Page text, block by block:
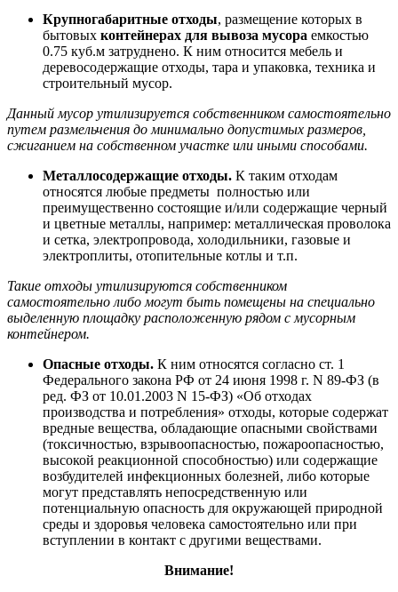
Крупногабаритные отходы, размещение которых в
бытовых контейнерах для вывоза мусора емкостью
0.75 куб.м затруднено. К ним относится мебель и
деревосодержащие отходы, тара и упаковка, техника и
строительный мусор.
Данный мусор утилизируется собственником самостоятельно
путем размельчения до минимально допустимых размеров,
сжиганием на собственном участке или иными способами.
Металлосодержащие отходы. К таким отходам
относятся любые предметы полностью или
преимущественно состоящие и/или содержащие черный
и цветные металлы, например: металлическая проволока
и сетка, электропровода, холодильники, газовые и
электроплиты, отопительные котлы и т.п.
Такие отходы утилизируются собственником
самостоятельно либо могут быть помещены на специально
выделенную площадку расположенную рядом с мусорным
контейнером.
Опасные отходы. К ним относятся согласно ст. 1
Федерального закона РФ от 24 июня 1998 г. N 89-ФЗ (в
ред. ФЗ от 10.01.2003 N 15-ФЗ) «Об отходах
производства и потребления» отходы, которые содержат
вредные вещества, обладающие опасными свойствами
(токсичностью, взрывоопасностью, пожароопасностью,
высокой реакционной способностью) или содержащие
возбудителей инфекционных болезней, либо которые
могут представлять непосредственную или
потенциальную опасность для окружающей природной
среды и здоровья человека самостоятельно или при
вступлении в контакт с другими веществами.
Внимание!